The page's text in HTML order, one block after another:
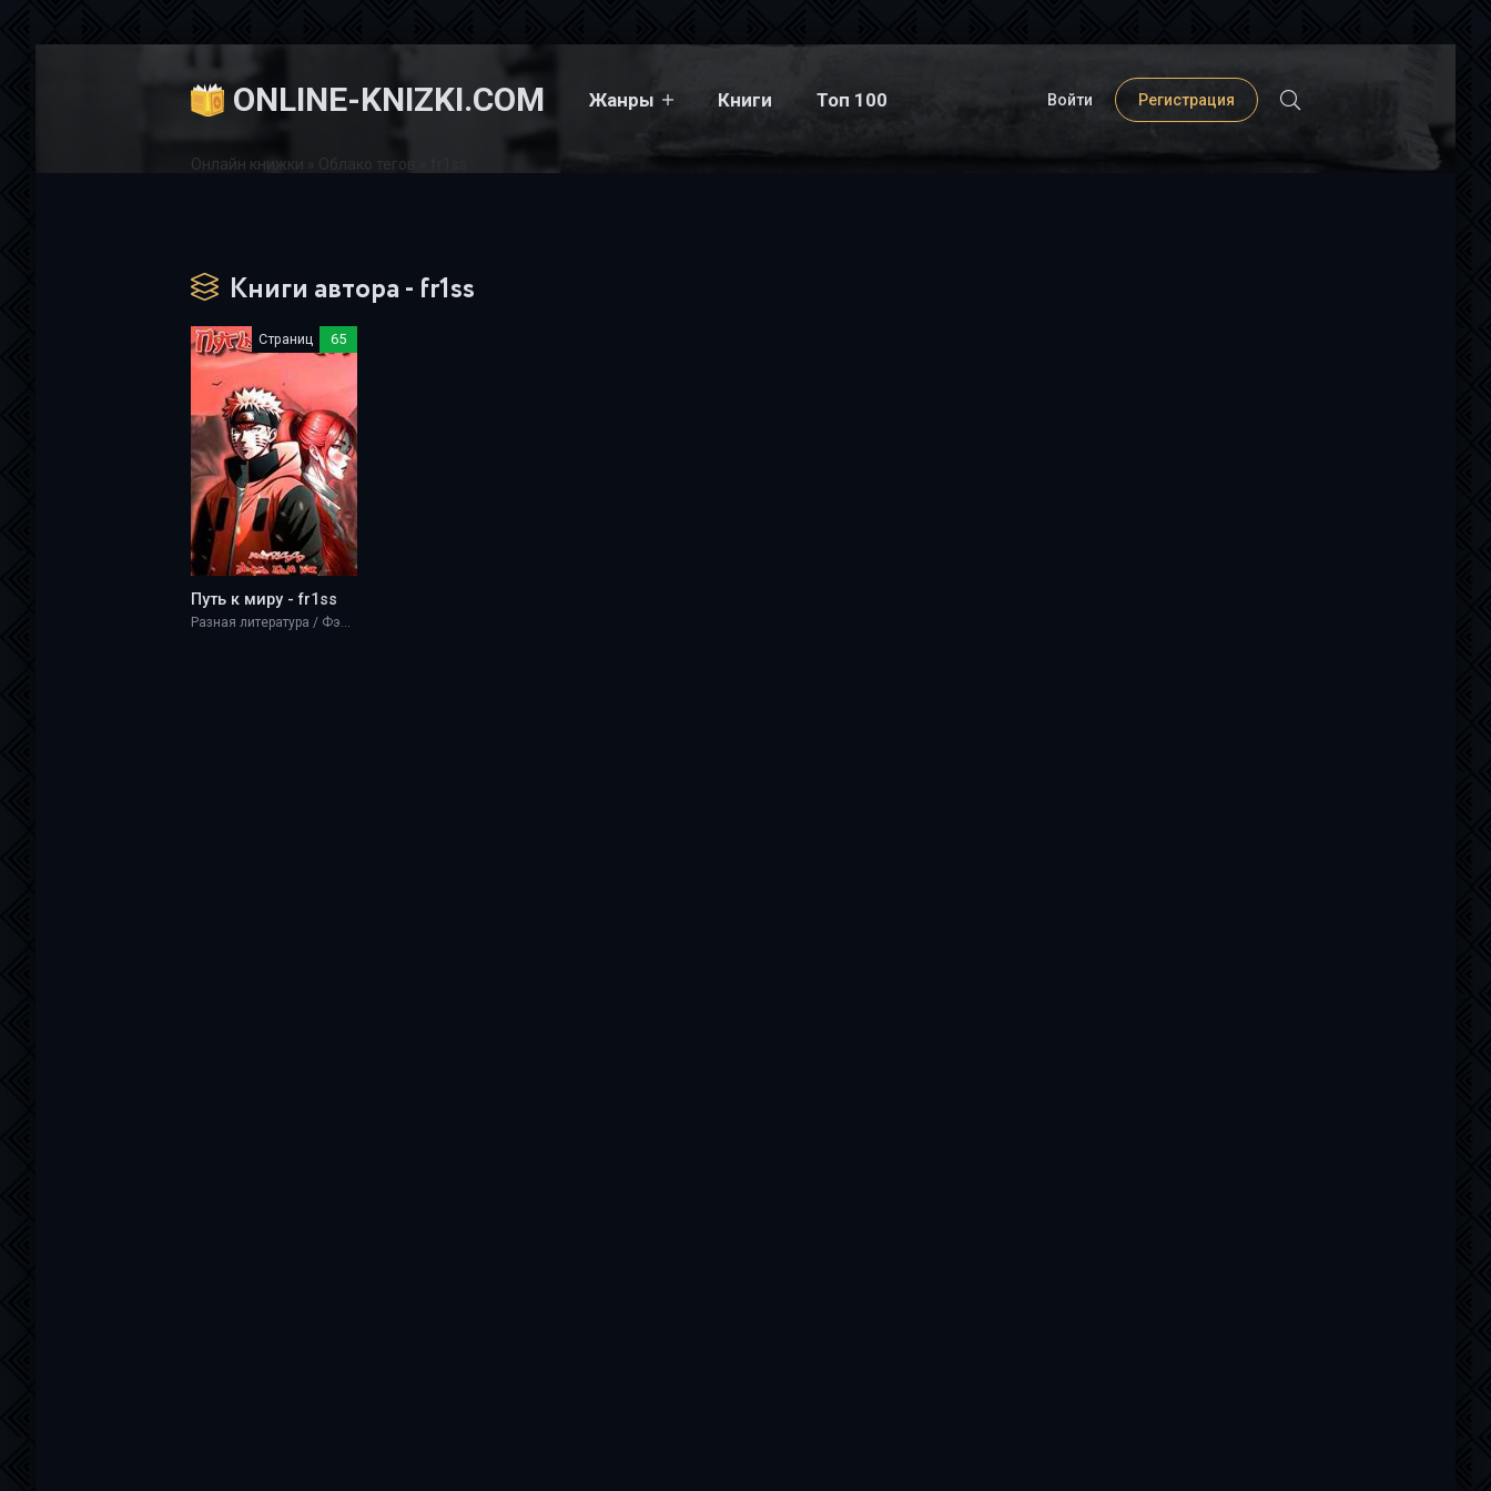
ONLINE-KNIZKI.COM Жанры Книги Топ 100 Войти Регистрация
Онлайн книжки Облако тегов
Книги автора - fr1ss
Страниц 65
Путь к миру - fr1ss
Разная литература / Фэнтези